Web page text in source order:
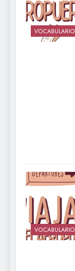
VOCABULARIO
VOCABULARIO